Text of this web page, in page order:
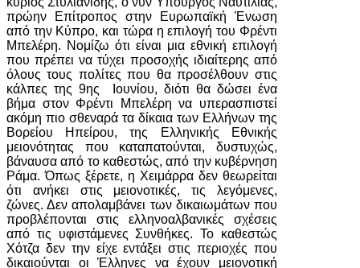
πρώην Επίτροπος στην Ευρωπαϊκή Ένωση
από την Κύπρο, και τώρα η επιλογή του Φρέντι
Μπελέρη. Νομίζω ότι είναι μια εθνική επιλογή
που πρέπει να τύχει προσοχής ιδιαίτερης από
όλους τους πολίτες που θα προσέλθουν στις
κάλπες της 9ης Ιουνίου, διότι θα δώσει ένα
βήμα στον Φρέντι Μπελέρη να υπερασπιστεί
ακόμη πιο σθεναρά τα δίκαια των Ελλήνων της
Βορείου Ηπείρου, της Ελληνικής Εθνικής
μειονότητας που καταπατούνται, δυστυχώς,
βάναυσα από το καθεστώς, από την κυβέρνηση
Ράμα. Όπως ξέρετε, η Χειμάρρα δεν θεωρείται
ότι ανήκει στις μειονοτικές, τις λεγόμενες,
ζώνες. Δεν απολαμβάνει των δικαιωμάτων που
προβλέπονται στις ελληνοαλβανικές σχέσεις
από τις υφιστάμενες Συνθήκες. Το καθεστώς
Χότζα δεν την είχε εντάξει στις περιοχές που
δικαιούνται οι Έλληνες να έχουν μειονοτική